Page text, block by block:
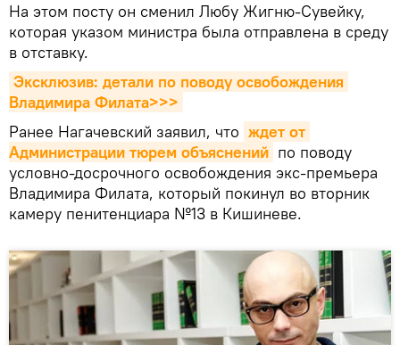
На этом посту он сменил Любу Жигню-Сувейку,
которая указом министра была отправлена в среду
в отставку.
Эксклюзив: детали по поводу освобождения
Владимира Филата>>>
Ранее Нагачевский заявил, что ждет от
Администрации тюрем объяснений по поводу
условно-досрочного освобождения экс-премьера
Владимира Филата, который покинул во вторник
камеру пенитенциара №13 в Кишиневе.